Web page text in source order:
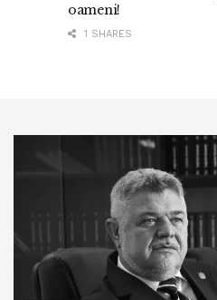
oameni!
1 SHARES